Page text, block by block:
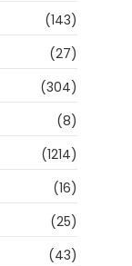
(143)
(27)
(304)
(8)
(1214)
(16)
(25)
(43)